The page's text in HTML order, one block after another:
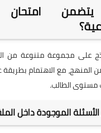
امتحان
على مجموعة متنوعة من
المنهج، مع الاهتمام
مستوى الطالب.
الموجودة داخل